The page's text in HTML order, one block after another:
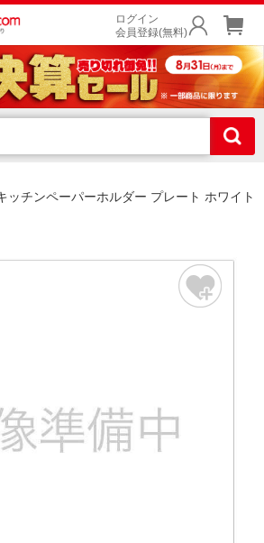
ログイン
会員登録(無料)
ッチンペーパーホルダー プレート ホワイト